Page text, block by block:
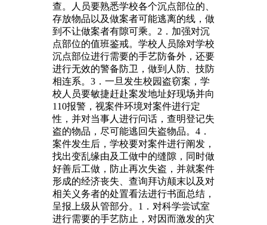
查。人员要熟悉学校各个沉点部位的、
存放物品以及做案者可能逃离的线，做
到不让做案者有隙可乘。2．加强对沉
点部位的值班鉴戒。学校人员除对学校
沉点部位进行需要的手艺防备外，还要
进行无效的警备防卫，做到人防、技防
相连系。3．一旦发生校园盗窃案，学
校人员要敏捷赶赴案发地址好现场并向
110报警，视案件环境对案件进行定
性，并对当事人进行问话，查明登记失
盗的物品，尽可能逃回失盗物品。4．
案件发生后，学校要对案件进行阐发，
找出变乱缘由及工做中的缝隙，同时做
好善后工做，防止再次失盗，并就案件
形成的经济丧失、查询拜访颠末以及对
相关义务者的处置看法进行书面总结，
呈报上级从管部分。1．对科学尝试室
进行需要的手艺防止，对因而激发的灾